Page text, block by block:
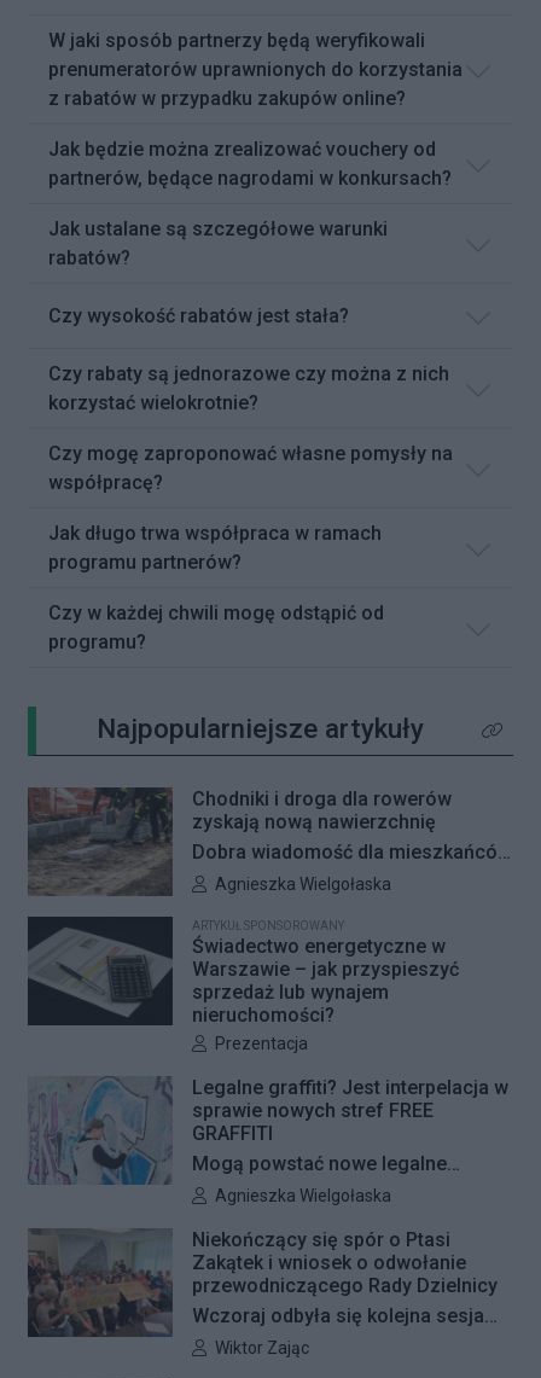
W jaki sposób partnerzy będą weryfikowali
prenumeratorów uprawnionych do korzystania
z rabatów w przypadku zakupów online?
Jak będzie można zrealizować vouchery od
partnerów, będące nagrodami w konkursach?
Jak ustalane są szczegółowe warunki
rabatów?
Czy wysokość rabatów jest stała?
Czy rabaty są jednorazowe czy można z nich
korzystać wielokrotnie?
Czy mogę zaproponować własne pomysły na
współpracę?
Jak długo trwa współpraca w ramach
programu partnerów?
Czy w każdej chwili mogę odstąpić od
programu?
Najpopularniejsze artykuły Kliknij
Chodniki i droga dla rowerów
zyskają nową nawierzchnię
Dobra wiadomość dla mieszkańców
Woli i Żoliborza. Zarząd Dróg
remonty infrastruktury dla pieszych
i rowerzystów. Oferty w
przetargach zostały już otwarte, a
jeśli wszystko przebiegnie zgodnie
z planem, nowe nawierzchnie
pojawią się jeszcze w tym roku.
Autor artykułu:
Agnieszka Wielgołaska
ARTYKUŁ SPONSOROWANY
Świadectwo energetyczne w
Warszawie – jak przyspieszyć
sprzedaż lub wynajem
nieruchomości?
Autor artykułu:
Prezentacja
Legalne graffiti? Jest interpelacja w
sprawie nowych stref FREE
GRAFFITI
Mogą powstać nowe legalne
miejsca do wykonywania graffiti.
interpelację, w której proponuje
wyznaczenie kolejnych stref FREE
GRAFFITI we współpracy z
Zarządem Dróg Miejskich.
Autor artykułu:
Agnieszka Wielgołaska
Niekończący się spór o Ptasi
Zakątek i wniosek o odwołanie
przewodniczącego Rady Dzielnicy
Wczoraj odbyła się kolejna sesja
poświęcona procedowaniu
Autor artykułu:
Wiktor Zając